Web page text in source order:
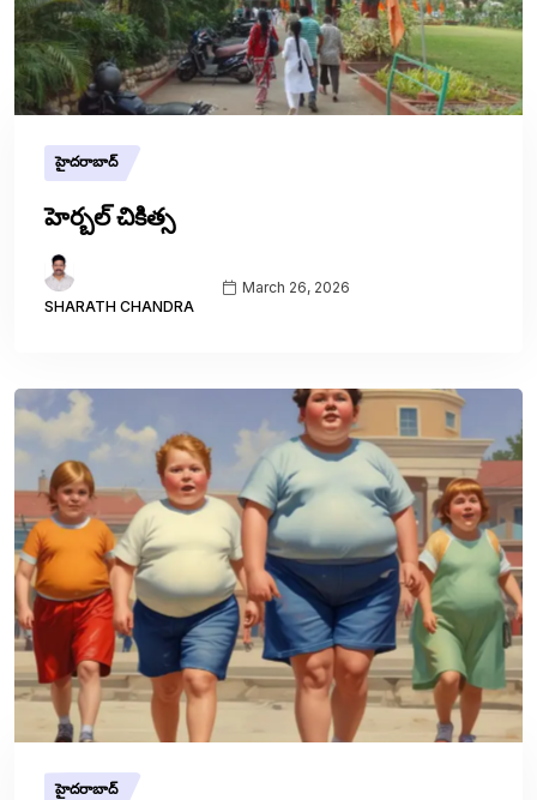
హైదరాబాద్
హెర్బల్ చికిత్స
SHARATH CHANDRA
March 26, 2026
హైదరాబాద్